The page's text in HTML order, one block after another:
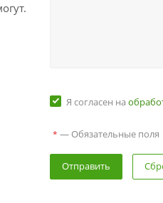
Я согласен на
* — Обязательные поля